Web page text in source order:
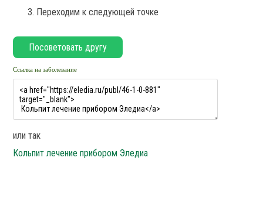
Переходим к следующей точке
Ссылка на заболевание
или так
Кольпит лечение прибором Эледиа